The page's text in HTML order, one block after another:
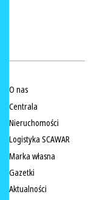
O nas
Centrala
Nieruchomości
Logistyka SCAWAR
Marka własna
Gazetki
Aktualności